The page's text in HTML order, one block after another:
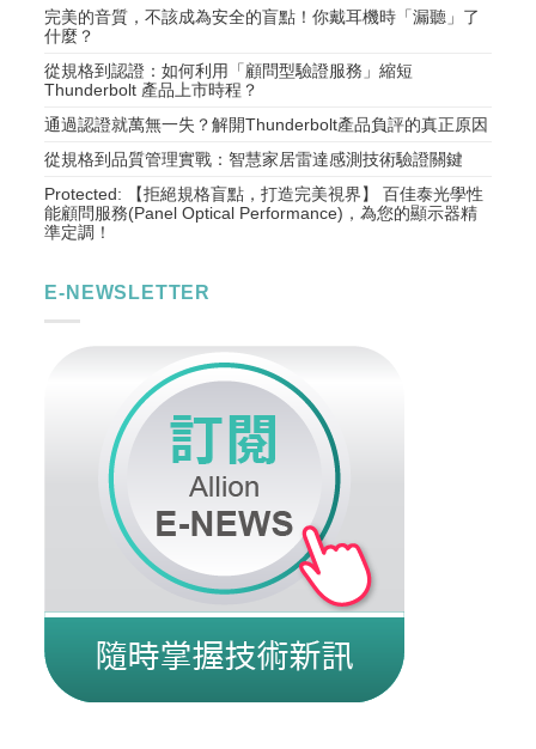
完美的音質，不該成為安全的盲點！你戴耳機時「漏聽」了
什麼？
從規格到認證：如何利用「顧問型驗證服務」縮短
Thunderbolt 產品上市時程？
通過認證就萬無一失？解開Thunderbolt產品負評的真正原因
從規格到品質管理實戰：智慧家居雷達感測技術驗證關鍵
Protected: 【拒絕規格盲點，打造完美視界】 百佳泰光學性
能顧問服務(Panel Optical Performance)，為您的顯示器精
準定調！
E-NEWSLETTER